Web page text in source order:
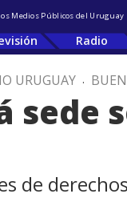
Medios Públicos del Uruguay
Radio
URUGUAY .
sede
de